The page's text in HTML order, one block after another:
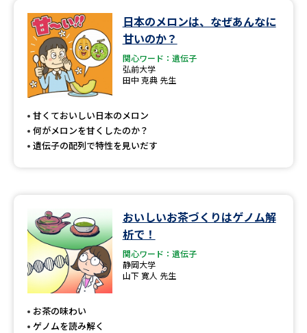
データサイエンス特集 奨学金・特待生制度特集
デジタルパンフレット
新学年スタート号特集ページ
（高3生用）
SELFBRAND特集ページ
オープンキャンパス検索 実施プログラムから探す
来場型・Web型イベント特集 夢ナビライブ
日本のメロンは、なぜあんなに
甘いのか？
関心ワード：遺伝子
弘前大学
田中 克典 先生
甘くておいしい日本のメロン
何がメロンを甘くしたのか？
遺伝子の配列で特性を見いだす
おいしいお茶づくりはゲノム解
析で！
関心ワード：遺伝子
静岡大学
山下 寛人 先生
お茶の味わい
ゲノムを読み解く